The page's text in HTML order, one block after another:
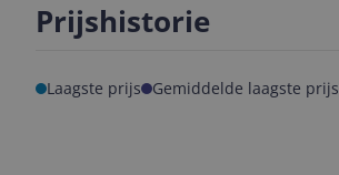
Prijshistorie
Laagste prijs Gemiddelde laagste prijs